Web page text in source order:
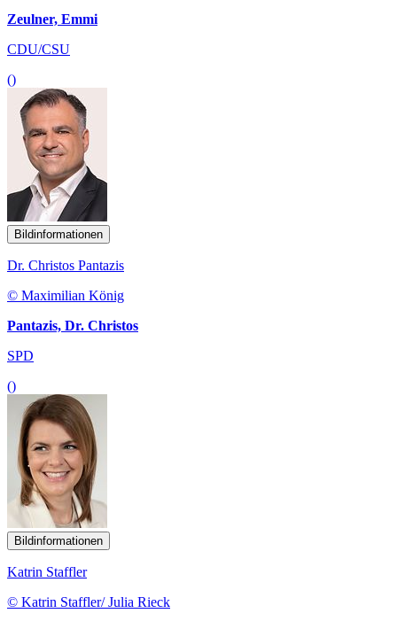
Zeulner, Emmi
CDU/CSU
()
Bildinformationen
Dr. Christos Pantazis
© Maximilian König
Pantazis, Dr. Christos
SPD
()
Bildinformationen
Katrin Staffler
© Katrin Staffler/ Julia Rieck